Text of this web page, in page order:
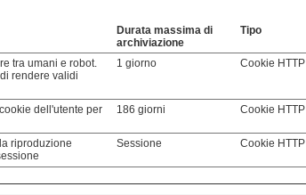
Durata massima di
archiviazione
Tipo
tra umani e robot.
rendere validi
1 giorno Cookie HTTP
dell'utente per
186 giorni Cookie HTTP
riproduzione
Sessione Cookie HTTP